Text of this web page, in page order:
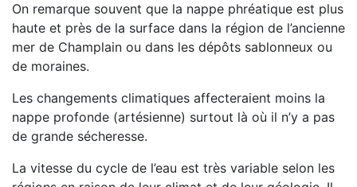
On remarque souvent que la nappe phréatique est plus
haute et près de la surface dans la région de l’ancienne
mer de Champlain ou dans les dépôts sablonneux ou
de moraines.
Les changements climatiques affecteraient moins la
nappe profonde (artésienne) surtout là où il n’y a pas
de grande sécheresse.
La vitesse du cycle de l’eau est très variable selon les